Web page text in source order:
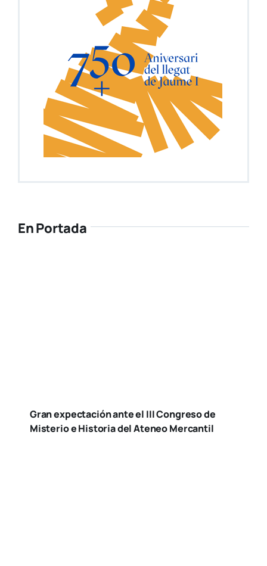
En Portada
Gran expectación ante el III Congreso de
Misterio e Historia del Ateneo Mercantil